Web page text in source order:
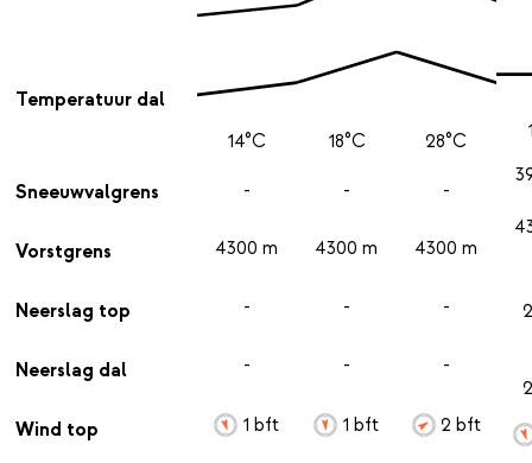
Temperatuur dal
Sneeuwvalgrens
Vorstgrens
Neerslag top
Neerslag dal
Wind top
14°C
-
4300 m
-
-
1 bft
18°C
-
4300 m
-
-
1 bft
28°C
-
4300 m
-
-
2 bft